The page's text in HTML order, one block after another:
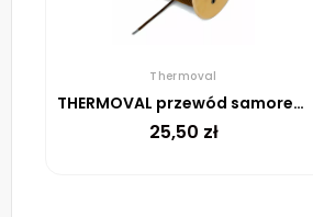
Thermoval
THERMOVAL przewód samoregulujący BO-15 W/m
25,50 zł